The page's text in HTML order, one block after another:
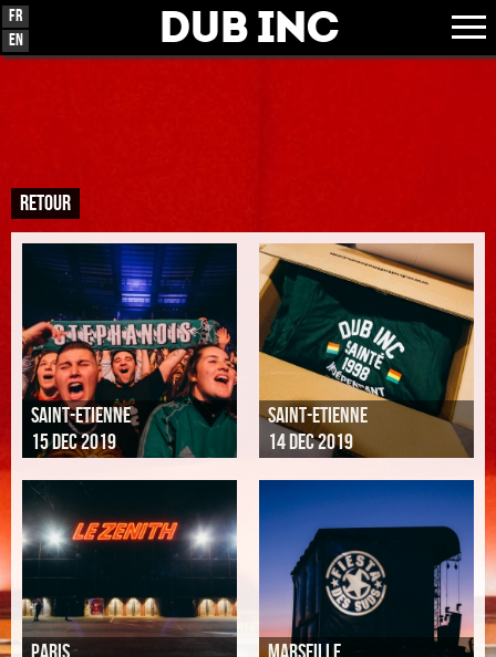
Dub Inc
Fr
En
RETOUR
SAINT-ETIENNE
15 DEC 2019
SAINT-ETIENNE
14 DEC 2019